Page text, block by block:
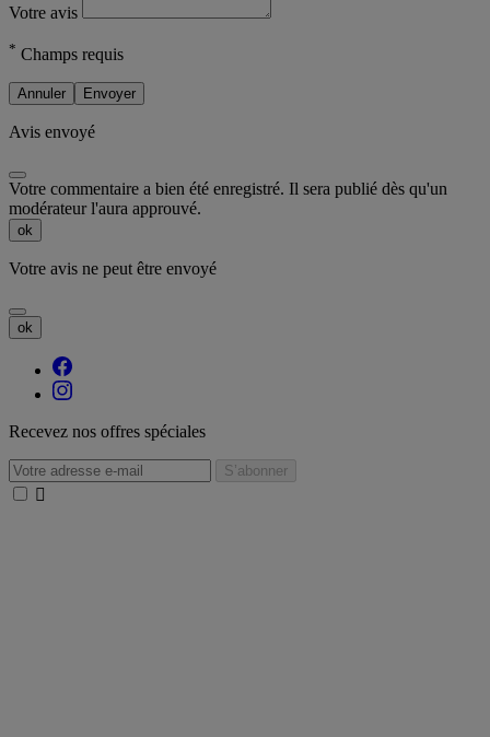
Votre avis
* Champs requis
Annuler Envoyer
Avis envoyé
Votre commentaire a bien été enregistré. Il sera publié dès qu'un
modérateur l'aura approuvé.
ok
Votre avis ne peut être envoyé
ok
Recevez nos offres spéciales
